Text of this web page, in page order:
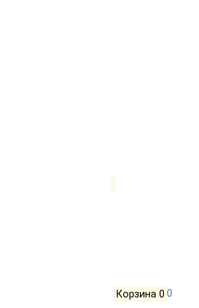
Корзина 0 0